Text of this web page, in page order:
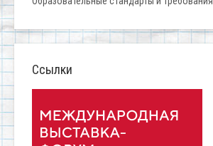
Ссылки